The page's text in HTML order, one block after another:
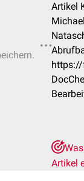
Artikel
https://
Artikel